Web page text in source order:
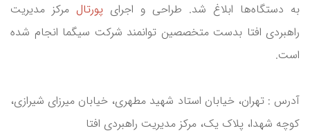
به دستگاه‌ها ابلاغ شد. طراحی و اجرای پورتال مرکز مدیریت
راهبردی افتا بدست متخصصین توانمند شرکت سیگما انجام شده
است.
آدرس : تهران، خیابان استاد شهید مطهری، خیابان میرزای شیرازی،
کوچه شهدا، پلاک یک، مرکز مدیریت راهبردی افتا